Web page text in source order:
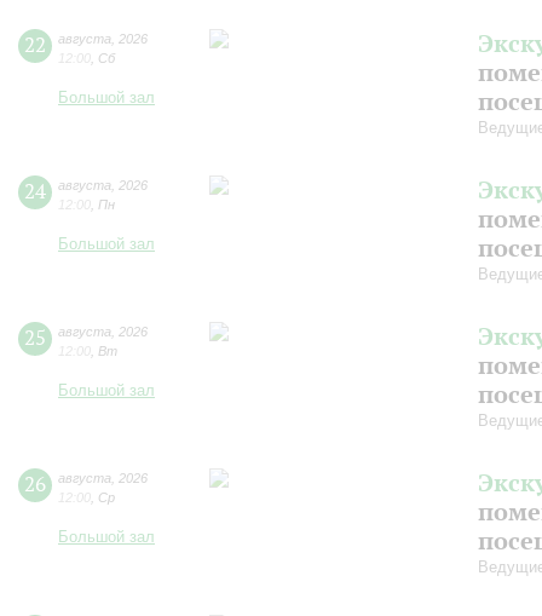
22 августа
2026
12:00 Сб
Большой зал
24 августа
2026
12:00 Пн
Большой зал
25 августа
2026
12:00 Вт
Большой зал
26 августа
2026
12:00 Ср
Большой зал